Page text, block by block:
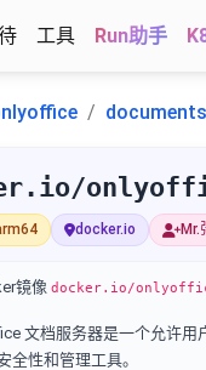
工具 Run助手
docker.io Mr.
镜像 docker.io/
文档服务器是一个允许
全性和管理工具。